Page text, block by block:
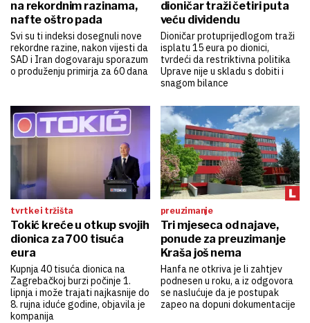
na rekordnim razinama,
nafte oštro pada
Svi su ti indeksi dosegnuli nove
rekordne razine, nakon vijesti da
SAD i Iran dogovaraju sporazum
o produženju primirja za 60 dana
dioničar traži četiri puta
veću dividendu
Dioničar protuprijedlogom traži
isplatu 15 eura po dionici,
tvrdeći da restriktivna politika
Uprave nije u skladu s dobiti i
snagom bilance
tvrtke i tržišta
Tokić kreće u otkup svojih
dionica za 700 tisuća
eura
Kupnja 40 tisuća dionica na
Zagrebačkoj burzi počinje 1.
lipnja i može trajati najkasnije do
8. rujna iduće godine, objavila je
kompanija
preuzimanje
Tri mjeseca od najave,
ponude za preuzimanje
Kraša još nema
Hanfa ne otkriva je li zahtjev
podnesen u roku, a iz odgovora
se naslućuje da je postupak
zapeo na dopuni dokumentacije